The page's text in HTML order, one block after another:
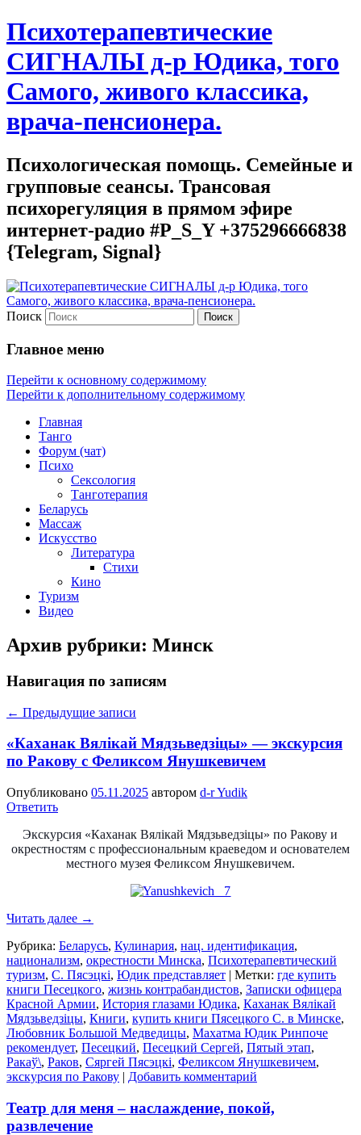
Психотерапевтические
СИГНАЛЫ д-р Юдика, того
Самого, живого классика,
врача-пенсионера.
Психологическая помощь. Семейные и
групповые сеансы. Трансовая
психорегуляция в прямом эфире
интернет-радио #P_S_Y +375296666838
{Telegram, Signal}
Поиск
Главное меню
Перейти к основному содержимому
Перейти к дополнительному содержимому
Главная
Танго
Форум (чат)
Психо
Сексология
Танготерапия
Беларусь
Массаж
Искусство
Литература
Стихи
Кино
Туризм
Видео
Архив рубрики: Минск
Навигация по записям
← Предыдущие записи
«Каханак Вялікай Мядзьведзіцы» — экскурсия
по Ракову с Феликсом Янушкевичем
Опубликовано 05.11.2025 автором d-r Yudik
Ответить
Экскурсия «Каханак Вялікай Мядзьведзіцы» по Ракову и
окрестностям с профессиональным краеведом и основателем
местного музея Феликсом Янушкевичем.
Читать далее →
Рубрика: Беларусь, Кулинария, нац. идентификация,
национализм, окрестности Минска, Психотерапевтический
туризм, С. Пясэцкі, Юдик представляет | Метки: где купить
книги Песецкого, жизнь контрабандистов, Записки офицера
Красной Армии, История глазами Юдика, Каханак Вялікай
Мядзьведзіцы, Книги, купить книги Пясецкого С. в Минске,
Любовник Большой Медведицы, Махатма Юдик Ринпоче
рекомендует, Песецкий, Песецкий Сергей, Пятый этап,
Ракаў\, Раков, Сяргей Пясэцкі, Феликсом Янушкевичем,
экскурсия по Ракову | Добавить комментарий
Театр для меня – наслаждение, покой,
развлечение